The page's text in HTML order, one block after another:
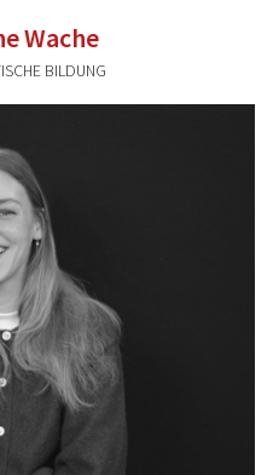
Wache
BILDUNG
kommunikation.de
39